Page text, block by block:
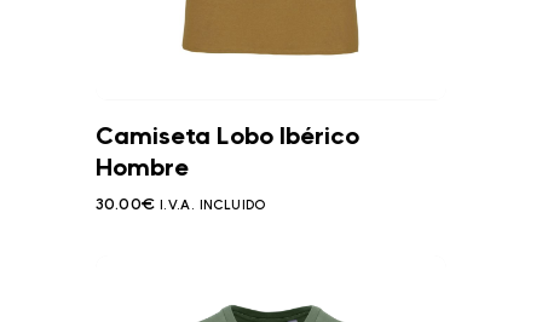
Camiseta Lobo Ibérico
Hombre
30.00€ I.V.A. INCLUIDO